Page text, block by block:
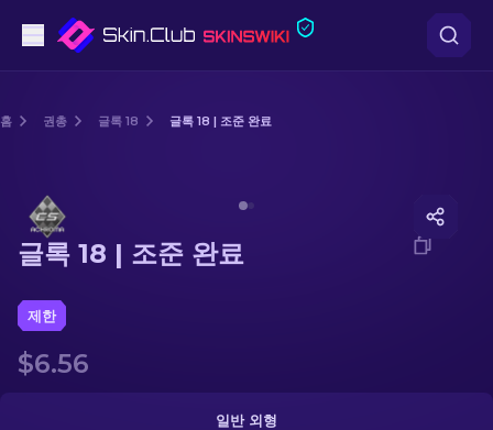
저격소총
장갑
홈 권총 글록 18 글록 18 | 조준 완료
글록 18 | 조준 완료
제한
$6.56
일반 외형